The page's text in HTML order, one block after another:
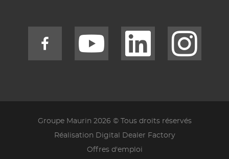
Groupe Maurin 2026 © Tous droits réservés
Réalisation Digital Dealer Factory
Offres d'emploi